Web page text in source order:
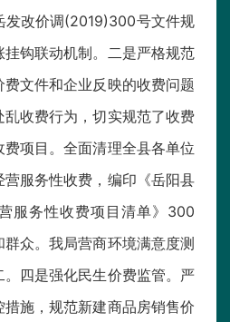
发改价调(2019)300号文件规
钩联动机制。二是严格规范
文件和企业反映的收费问题
收费行为，切实规范了收费
项目。全面清理全县各单位
服务性收费，编印《岳阳县
服务性收费项目清单》300
众。我局营商环境满意度测
四是强化民生价费监管。严
施，规范新建商品房销售价